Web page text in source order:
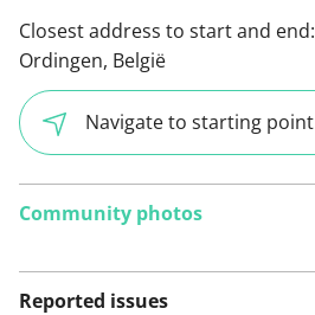
Closest address to start and end:
Ordingen, België
Navigate to starting point
Community photos
Reported issues